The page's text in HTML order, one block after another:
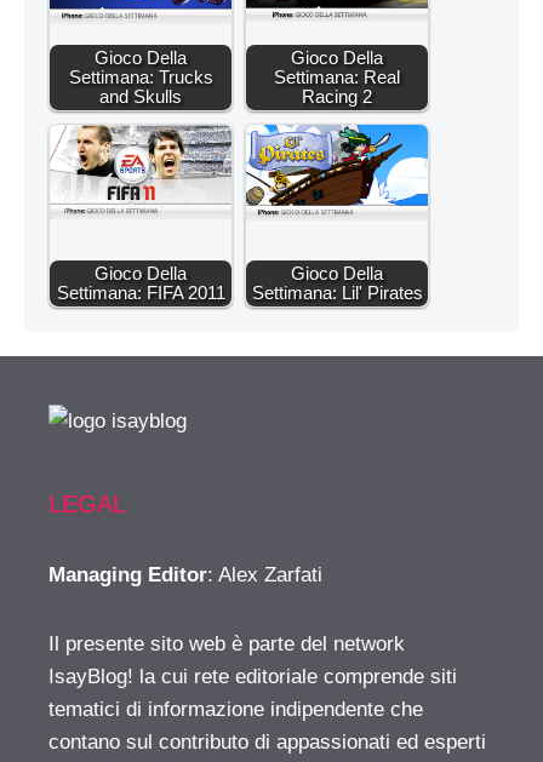
Gioco Della
Settimana: Trucks
and Skulls
Gioco Della
Settimana: Real
Racing 2
Gioco Della
Settimana: FIFA 2011
Gioco Della
Settimana: Lil' Pirates
LEGAL
Managing Editor: Alex Zarfati
Il presente sito web è parte del network
IsayBlog! la cui rete editoriale comprende siti
tematici di informazione indipendente che
contano sul contributo di appassionati ed esperti